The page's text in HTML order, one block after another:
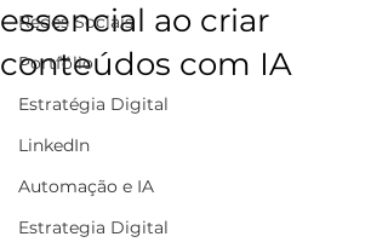
Redes Sociais
Portfólio
Estratégia Digital
LinkedIn
Automação e IA
Estrategia Digital
essencial ao criar
conteúdos com IA